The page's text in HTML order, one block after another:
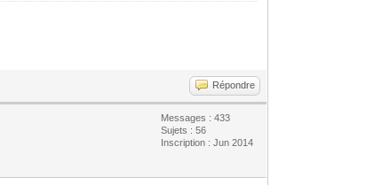
Répondre
Messages : 433
Sujets : 56
Inscription : Jun 2014